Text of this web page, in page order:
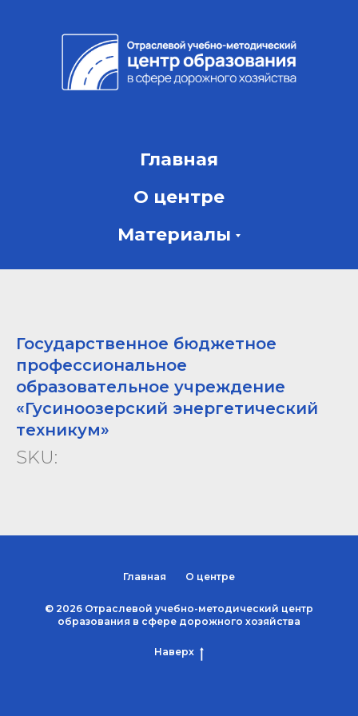
Главная
О центре
Материалы
Государственное бюджетное
профессиональное
образовательное учреждение
«Гусиноозерский энергетический
техникум»
SKU:
Главная О центре
© 2026 Отраслевой учебно-методический центр
образования в сфере дорожного хозяйства
Наверх